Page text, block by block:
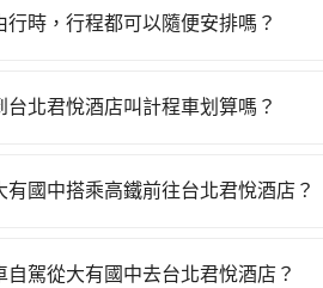
行時，行程都可以隨便安排嗎？
台北君悅酒店叫計程車划算嗎？
打電話至大有國中附近的計程車
有國中搭乘高鐵前往台北君悅酒店？
06:49到23:40，過了末班車到清
自駕從大有國中去台北君悅酒店？